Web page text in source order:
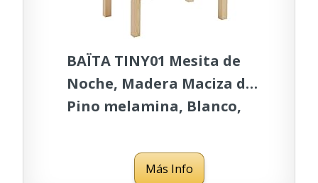
BAÏTA TINY01 Mesita de
Noche, Madera Maciza de
Pino melamina, Blanco,
Más Info